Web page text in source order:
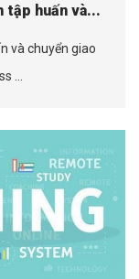
tập huấn và...
và chuyển giao
...